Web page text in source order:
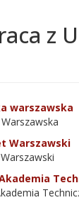
z
warszawska
Warszawski